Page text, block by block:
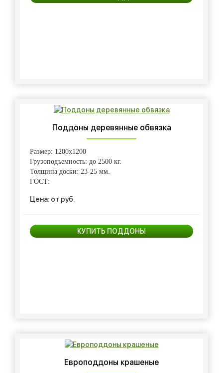
Поддоны деревянные обвязка
Размер: 1200х1200
Грузоподъемность: до 2500 кг.
Толщина доски: 23-25 мм.
ГОСТ:
Цена: от руб.
КУПИТЬ ПОДДОНЫ
Европоддоны крашеные